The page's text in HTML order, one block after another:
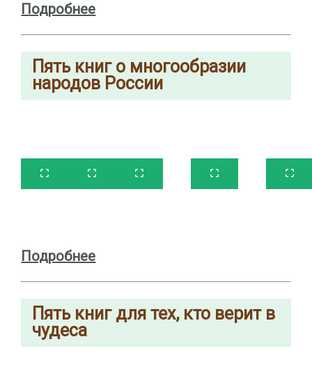
Подробнее
Пять книг о многообразии
народов России
Подробнее
Пять книг для тех, кто верит в
чудеса